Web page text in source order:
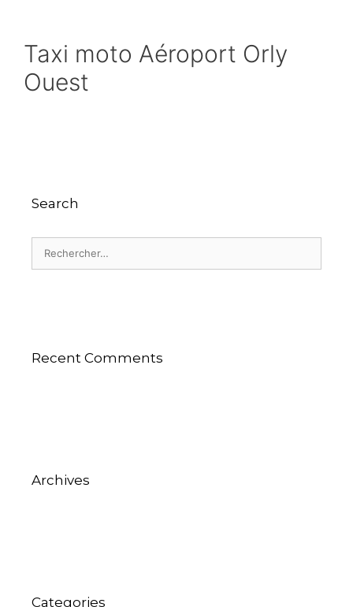
Taxi moto Aéroport Orly
Ouest
Search
Recent Comments
Archives
Categories